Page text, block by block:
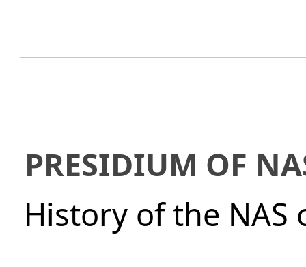
PRESIDIUM OF
History of the NAS